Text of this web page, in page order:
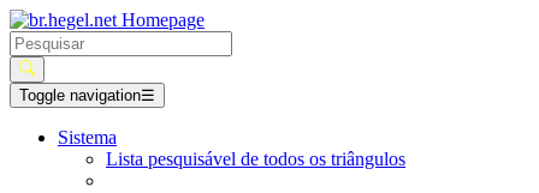
Toggle navigation☰
Sistema
Lista pesquisável de todos os triângulos